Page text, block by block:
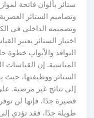
ستائر بألوان فاتحة
وتصاميم الستائر العصرية
وتصميمه الداخلي في
اختيار الستائر يعتبر
النوافذ والأبواب خطوة
المناسبة. إن القياسات
الستائر ووظيفتها، حيث
إلى نتائج غير مرضية. على
قصيرة جدًا، فإنها لن توفر
طويلة جدًا، فقد تؤدي